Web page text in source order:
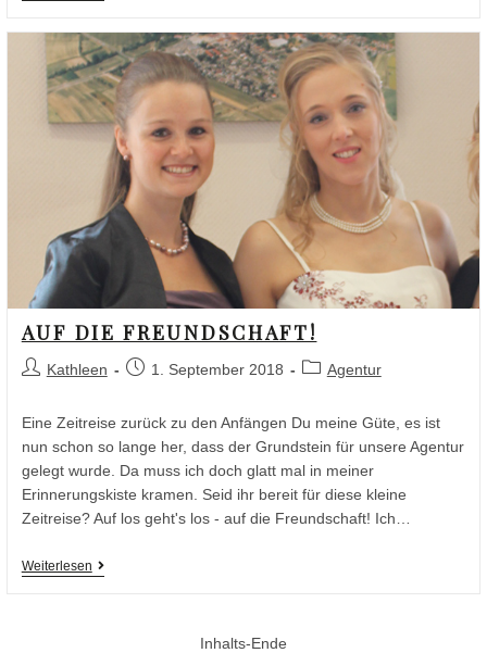
AUF DIE FREUNDSCHAFT!
Kathleen 1. September 2018 Agentur
Eine Zeitreise zurück zu den Anfängen Du meine Güte, es ist
nun schon so lange her, dass der Grundstein für unsere Agentur
gelegt wurde. Da muss ich doch glatt mal in meiner
Erinnerungskiste kramen. Seid ihr bereit für diese kleine
Zeitreise? Auf los geht's los - auf die Freundschaft! Ich…
Weiterlesen
Inhalts-Ende